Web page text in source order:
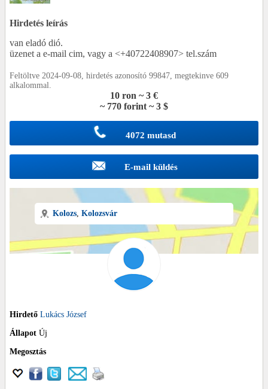
Hirdetés leírás
van eladó dió.
üzenet a e-mail cim, vagy a <+40722408907> tel.szám
Feltöltve 2024-09-08, hirdetés azonosító 99847, megtekinve 609
alkalommal.
10 ron ~ 3 €
~ 770 forint ~ 3 $
4072 mutasd
E-mail küldés
Kolozs, Kolozsvár
Hirdető Lukács József
Állapot Új
Megosztás